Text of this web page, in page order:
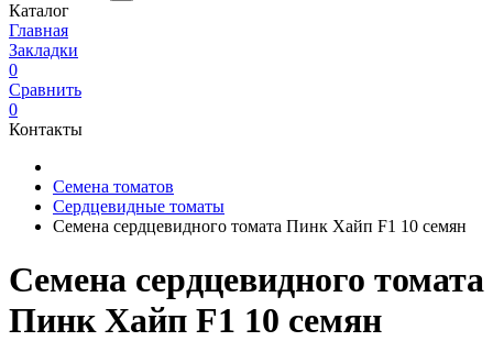
Каталог
Главная
Закладки
0
Сравнить
0
Контакты
Семена томатов
Сердцевидные томаты
Семена сердцевидного томата Пинк Хайп F1 10 семян
Семена сердцевидного томата
Пинк Хайп F1 10 семян